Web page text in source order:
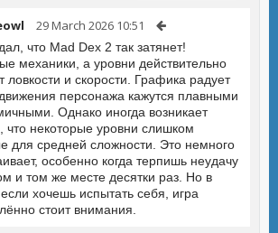
29 March 2026 10:51
что Mad Dex 2 так затянет!
механики, а уровни действительно
ловкости и скорости. Графика радует
персонажа кажутся плавными
Однако иногда возникает
что некоторые уровни слишком
для средней сложности. Это немного
особенно когда терпишь неудачу
и том же месте десятки раз. Но в
хочешь испытать себя, игра
стоит внимания.